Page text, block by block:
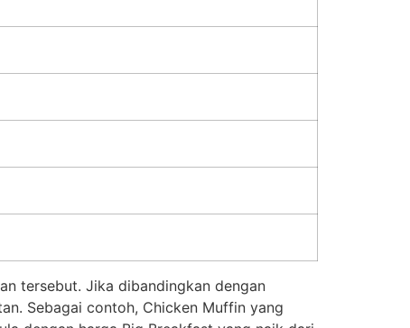
tersebut. Jika dibandingkan dengan
Sebagai contoh, Chicken Muffin yang